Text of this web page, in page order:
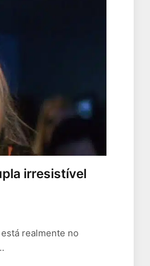
irresistível
realmente no